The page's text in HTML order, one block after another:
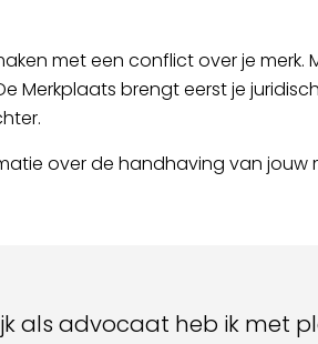
met een conflict over je
Merkplaats brengt eerst je
over de handhaving van
als advocaat heb ik met